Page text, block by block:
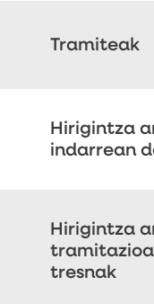
Tramiteak
Hirigintza
indarrean
Hirigintza
tresnak